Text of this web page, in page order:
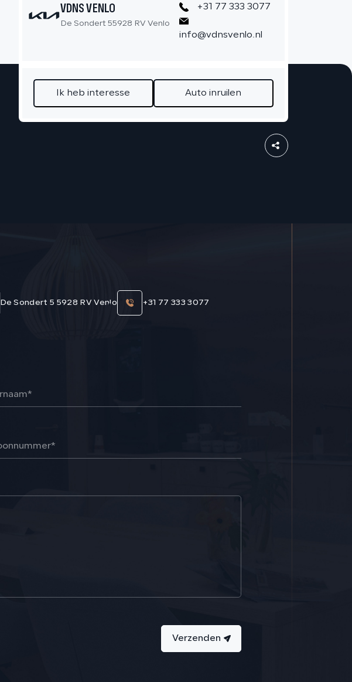
VDNS VENLO
De Sondert 55928 RV Venlo
+31 77 333 3077
info@vdnsvenlo.nl
Ik heb interesse Auto inruilen
De Sondert 5 5928 RV Venlo +31 77 333 3077
Verzenden